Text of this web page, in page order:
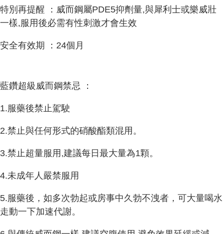
特別再提醒 ：威而鋼屬PDE5抑劑量,與犀利士或樂威壯
一樣,服用後必需有性刺激才會生效
安全有效期 ：24個月
藍鑽超級威而鋼禁忌 ：
1.服藥後禁止駕駛
2.禁止與任何形式的硝酸酯類混用。
3.禁止超量服用,建議每日最大量為1顆。
4.未成年人嚴禁服用
5.服藥後，如多次勃起或房事中久勃不洩者，可大量喝水
走動一下加速代謝。